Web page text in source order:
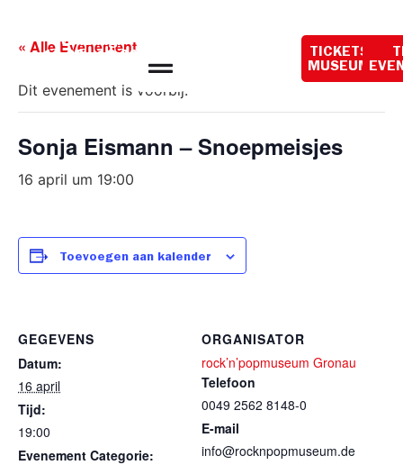
vandaag:
TICKETS
MUSEUM
« Alle Evenementen
Dit evenement is voorbij.
Sonja Eismann – Snoepmeisjes
16 april um 19:00
Toevoegen aan kalender
GEGEVENS
Datum:
16 april
Tijd:
19:00
Evenement Categorie:
ORGANISATOR
rock’n’popmuseum Gronau
Telefoon
0049 2562 8148-0
E-mail
info@rocknpopmuseum.de